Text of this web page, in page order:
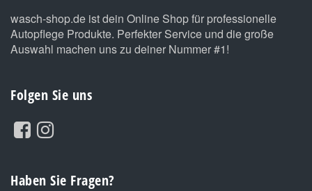
wasch-shop.de ist dein Online Shop für professionelle
Autopflege Produkte. Perfekter Service und die große
Auswahl machen uns zu deiner Nummer #1!
Folgen Sie uns
Haben Sie Fragen?